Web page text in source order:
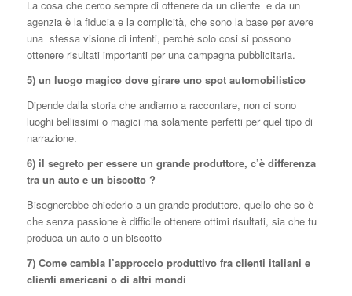
La cosa che cerco sempre di ottenere da un cliente e da un
agenzia è la fiducia e la complicità, che sono la base per avere
una stessa visione di intenti, perché solo cosi si possono
ottenere risultati importanti per una campagna pubblicitaria.
5) un luogo magico dove girare uno spot automobilistico
Dipende dalla storia che andiamo a raccontare, non ci sono
luoghi bellissimi o magici ma solamente perfetti per quel tipo di
narrazione.
6) il segreto per essere un grande produttore, c’è differenza
tra un auto e un biscotto ?
Bisognerebbe chiederlo a un grande produttore, quello che so è
che senza passione è difficile ottenere ottimi risultati, sia che tu
produca un auto o un biscotto
7) Come cambia l’approccio produttivo fra clienti italiani e
clienti americani o di altri mondi